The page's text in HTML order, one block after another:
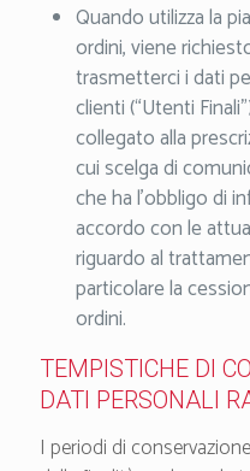
Quando utilizza la
ordini, viene
trasmetterci i dati
clienti (“Utenti
collegato alla
cui scelga di
che ha l’obbligo di
accordo con le
riguardo al
particolare la
ordini.
TEMPISTICHE DI
DATI PERSONALI
I periodi di